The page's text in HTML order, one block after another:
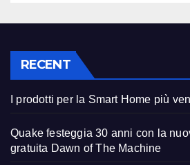
RECENT
I prodotti per la Smart Home più
Quake festeggia 30 anni con la
gratuita Dawn of The Machine